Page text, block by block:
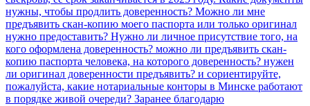
нужны, чтобы продлить доверенность? Можно ли мне
предъявить скан-копию моего паспорта или только оригинал
нужно предоставить? Нужно ли личное присутствие того, на
кого оформлена доверенность? можно ли предъявить скан-
копию паспорта человека, на которого доверенность? нужен
ли оригинал доверенности предъявить? и сориентируйте,
пожалуйста, какие нотариальные конторы в Минске работают
в порядке живой очереди? Заранее благодарю